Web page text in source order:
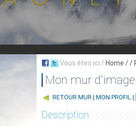
Vous êtes ici / Home / /
Mon mur
RETOUR MUR | MON PROFIL |
Description